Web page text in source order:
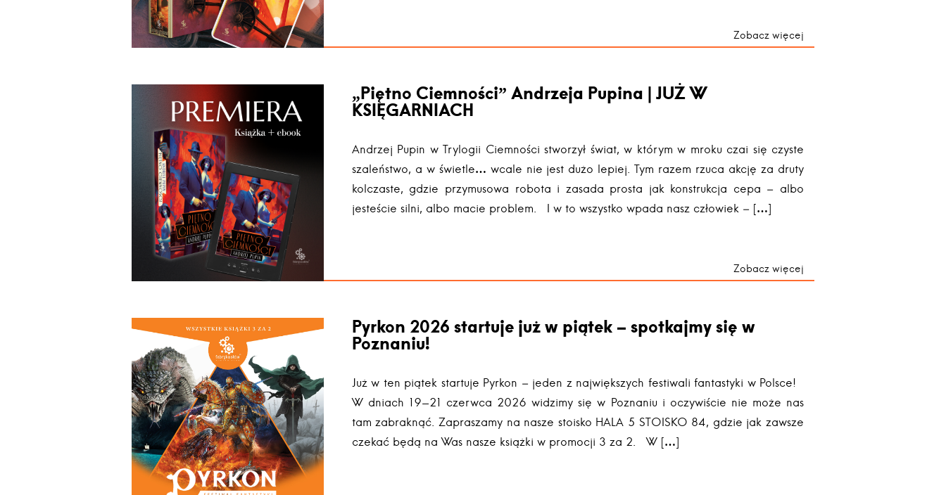
Zobacz więcej
„Piętno Ciemności” Andrzeja Pupina | JUŻ W
KSIĘGARNIACH
Andrzej Pupin w Trylogii Ciemności stworzył świat, w którym w mroku czai się czyste
szaleństwo, a w świetle… wcale nie jest dużo lepiej. Tym razem rzuca akcję za druty
kolczaste, gdzie przymusowa robota i zasada prosta jak konstrukcja cepa – albo
jesteście silni, albo macie problem. I w to wszystko wpada nasz człowiek – […]
Zobacz więcej
Pyrkon 2026 startuje już w piątek – spotkajmy się w
Poznaniu!
Już w ten piątek startuje Pyrkon – jeden z największych festiwali fantastyki w Polsce!
W dniach 19-21 czerwca 2026 widzimy się w Poznaniu i oczywiście nie może nas
tam zabraknąć. Zapraszamy na nasze stoisko HALA 5 STOISKO 84, gdzie jak zawsze
czekać będą na Was nasze książki w promocji 3 za 2. W […]